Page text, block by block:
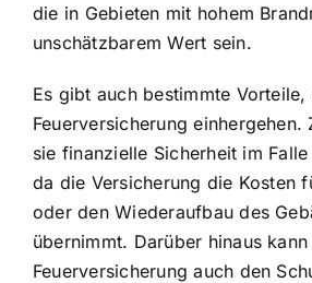
die in Gebieten mit hohem
unschätzbarem Wert sein.
Es gibt auch bestimmte
Feuerversicherung einhergehen.
sie finanzielle Sicherheit im
da die Versicherung die Kosten
oder den Wiederaufbau des
übernimmt. Darüber hinaus kann
Feuerversicherung auch den